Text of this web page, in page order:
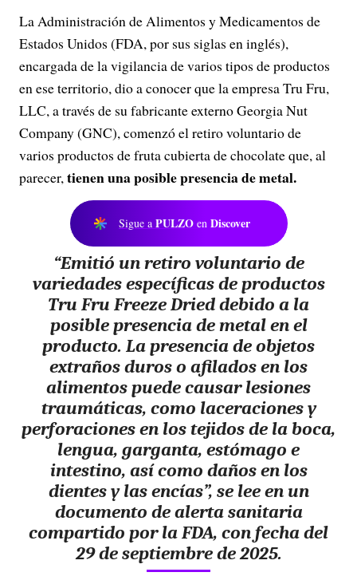
La Administración de Alimentos y Medicamentos de
Estados Unidos (FDA, por sus siglas en inglés),
encargada de la vigilancia de varios tipos de productos
en ese territorio, dio a conocer que la empresa Tru Fru,
LLC, a través de su fabricante externo Georgia Nut
Company (GNC), comenzó el retiro voluntario de
varios productos de fruta cubierta de chocolate que, al
parecer,tienen una posible presencia de metal.
Sigue a PULZO en Discover
“Emitió un retiro voluntario de
variedades específicas de productos
Tru Fru Freeze Dried debido a la
posible presencia de metal en el
producto. La presencia de objetos
extraños duros o afilados en los
alimentos puede causar lesiones
traumáticas, como laceraciones y
perforaciones en los tejidos de la boca,
lengua, garganta, estómago e
intestino, así como daños en los
dientes y las encías”, se lee en un
documento de alerta sanitaria
compartido por la FDA, con fecha del
29 de septiembre de 2025.